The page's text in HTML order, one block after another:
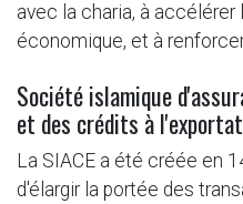
avec la charia, à
économique, et à
Société islamique
et des crédits à
La SIACE a été créée en
d'élargir la portée des